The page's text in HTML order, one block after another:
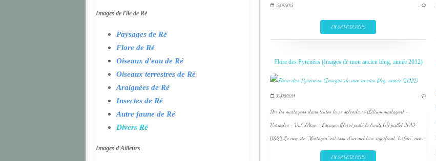
15/07/2015 …
EN SAVOIR PLUS
Flore des Pyrénées (Images de mon ancien blog, année 2012)
30/08/2014 …
Des lis martagons dans toutes leurs splendeurs (Lilium martagon) -
Varrados - Val d'Aran - Espagne (Flore) posté le lundi 09 juillet 2012
08:23 Le nom de "Martagon" est issu d'un mot turc signifiant "turban", nom...
EN SAVOIR PLUS
Images de l'île de Ré
Paysages de Ré
Flore de Ré
Oiseaux d'eau de Ré
Oiseaux terrestres de Ré
Araignées de Ré
Insectes de Ré
Autre faune de Ré
Divers Ré
Images d'Ailleurs